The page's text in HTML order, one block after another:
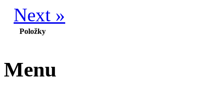
Next »
Položky
Menu